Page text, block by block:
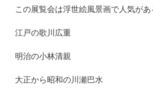
この展覧会は浮世絵風景画で人気があ
江戸の歌川広重
明治の小林清親
大正から昭和の川瀬巴水